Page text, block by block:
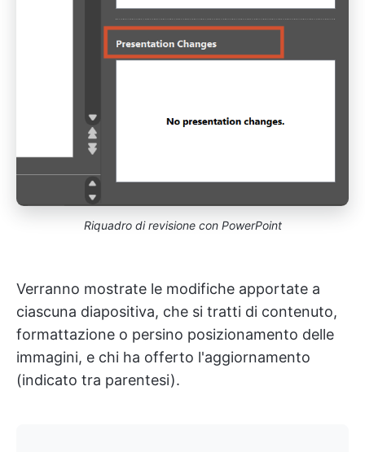
Riquadro di revisione con PowerPoint
Verranno mostrate le modifiche apportate a
ciascuna diapositiva, che si tratti di contenuto,
formattazione o persino posizionamento delle
immagini, e chi ha offerto l'aggiornamento
(indicato tra parentesi).